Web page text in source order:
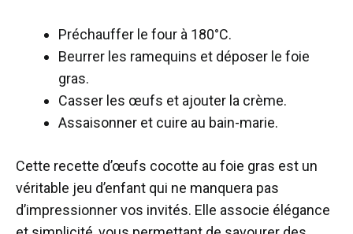
Préchauffer le four à 180°C.
Beurrer les ramequins et déposer le foie
gras.
Casser les œufs et ajouter la crème.
Assaisonner et cuire au bain-marie.
Cette recette d’œufs cocotte au foie gras est un
véritable jeu d’enfant qui ne manquera pas
d’impressionner vos invités. Elle associe élégance